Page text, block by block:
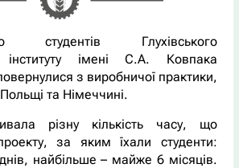
студентів Глухівського
інституту імені С.А. Ковпака
з виробничої практики,
та Німеччині.
різну кількість часу, що
за яким їхали студенти:
найбільше – майже 6 місяців.